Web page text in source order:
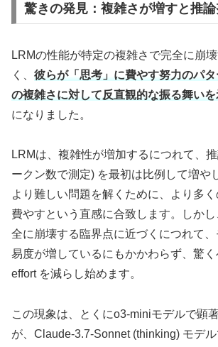
驚きの発見：複雑さが増すと推論
LRMの性能が特定の複雑さで完全に崩
く、 彼らが「思考」に費やす努力のパ
の複雑さに対して反直観的な振る舞い
になりました。
LRMは、複雑性が増加するにつれて、推
ークン数で測定) を最初は比例して増や
より難しい問題を解くために、より多
費やすという直感に合致します。しか
全に崩壊する臨界点に近づくにつれて
易度が増しているにもかかわらず、驚
effort を減らし始めます。
この現象は、とくにo3-miniモデルで顕
が、Claude-3.7-Sonnet (thinking) モデ